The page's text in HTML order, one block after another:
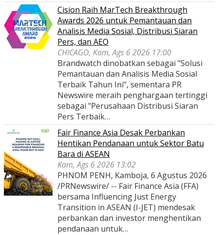
Cision Raih MarTech Breakthrough
Awards 2026 untuk Pemantauan dan
Analisis Media Sosial, Distribusi Siaran
Pers, dan AEO
CHICAGO, Kam, Ags 6 2026 17:00
Brandwatch dinobatkan sebagai "Solusi
Pemantauan dan Analisis Media Sosial
Terbaik Tahun Ini", sementara PR
Newswire meraih penghargaan tertinggi
sebagai "Perusahaan Distribusi Siaran
Pers Terbaik…
Fair Finance Asia Desak Perbankan
Hentikan Pendanaan untuk Sektor Batu
Bara di ASEAN
Kam, Ags 6 2026 13:02
PHNOM PENH, Kamboja, 6 Agustus 2026
/PRNewswire/ -- Fair Finance Asia (FFA)
bersama Influencing Just Energy
Transition in ASEAN (I-JET) mendesak
perbankan dan investor menghentikan
pendanaan untuk…